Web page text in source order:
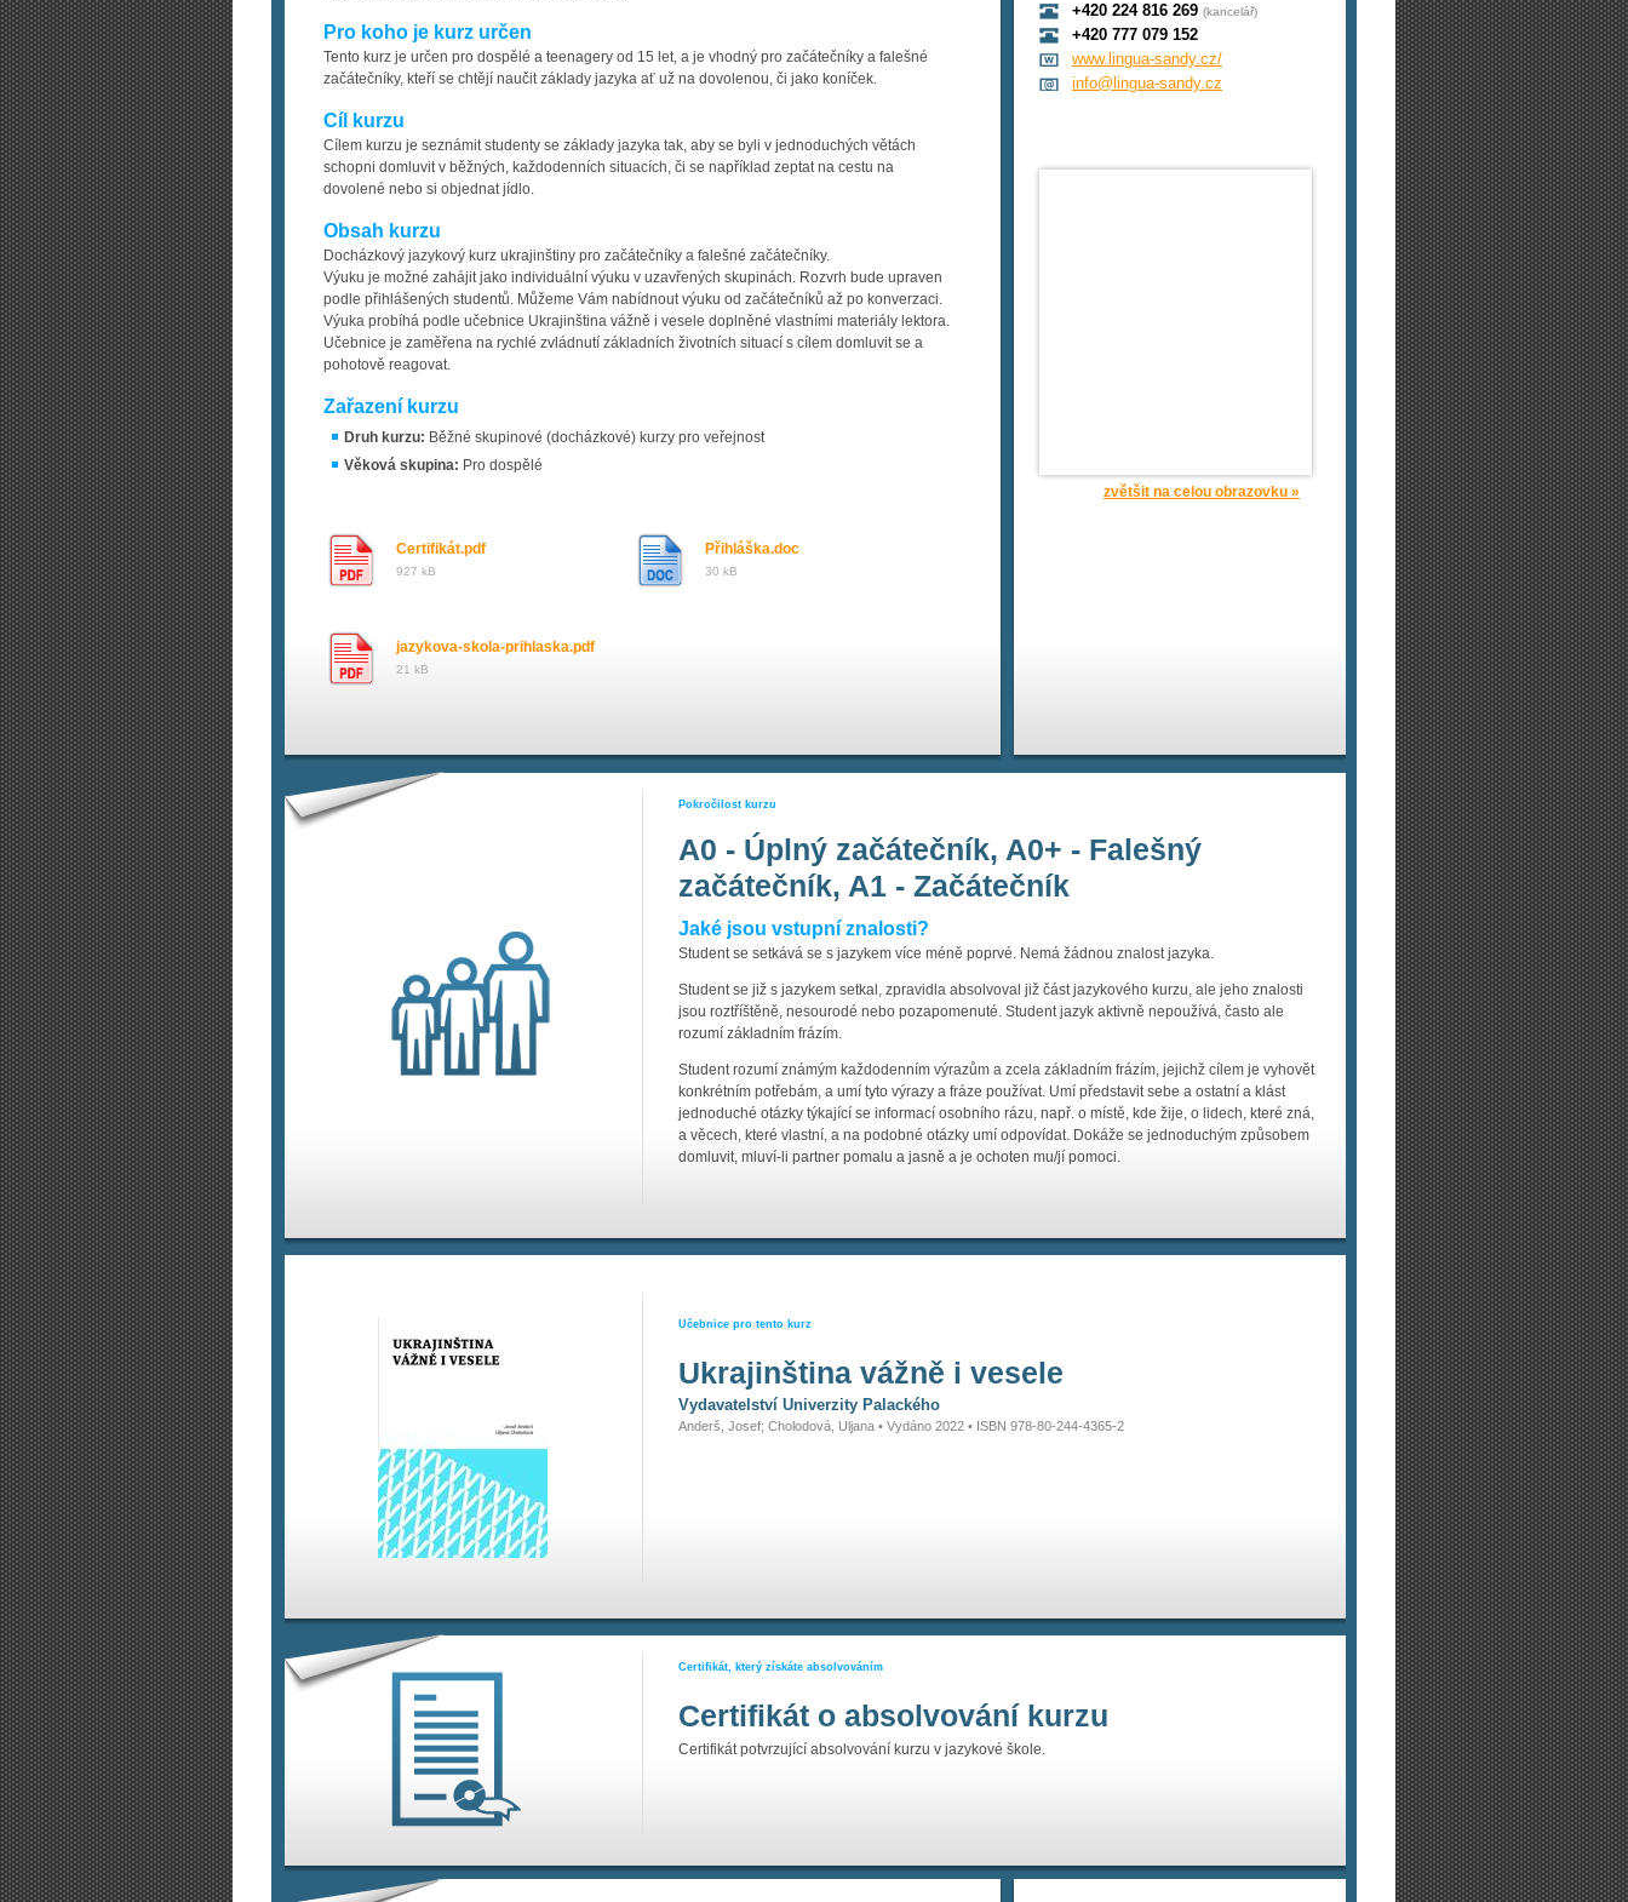
Pro koho je kurz určen
Tento kurz je určen pro dospělé a teenagery od 15 let, a je vhodný pro začátečníky a falešné
začátečníky, kteří se chtějí naučit základy jazyka ať už na dovolenou, či jako koníček.
Cíl kurzu
Cílem kurzu je seznámit studenty se základy jazyka tak, aby se byli v jednoduchých větách
schopni domluvit v běžných, každodenních situacích, či se například zeptat na cestu na
dovolené nebo si objednat jídlo.
Obsah kurzu
Docházkový jazykový kurz ukrajinštiny pro začátečníky a falešné začátečníky.
Výuku je možné zahájit jako individuální výuku v uzavřených skupinách. Rozvrh bude upraven
podle přihlášených studentů. Můžeme Vám nabídnout výuku od začátečníků až po konverzaci.
Výuka probíhá podle učebnice Ukrajinština vážně i vesele doplněné vlastními materiály lektora.
Učebnice je zaměřena na rychlé zvládnutí základních životních situací s cílem domluvit se a
pohotově reagovat.
Zařazení kurzu
Druh kurzu: Běžné skupinové (docházkové) kurzy pro veřejnost
Věková skupina: Pro dospělé
Certifikát.pdf
927 kB
Přihláška.doc
30 kB
jazykova-skola-prihlaska.pdf
21 kB
+420 224 816 269 (kancelář)
+420 777 079 152
www.lingua-sandy.cz/
info@lingua-sandy.cz
zvětšit na celou obrazovku »
Pokročilost kurzu
A0 - Úplný začátečník, A0+ - Falešný
začátečník, A1 - Začátečník
Jaké jsou vstupní znalosti?
Student se setkává se s jazykem více méně poprvé. Nemá žádnou znalost jazyka.
Student se již s jazykem setkal, zpravidla absolvoval již část jazykového kurzu, ale jeho znalosti
jsou roztříštěně, nesourodé nebo pozapomenuté. Student jazyk aktivně nepoužívá, často ale
rozumí základním frázím.
Student rozumí známým každodenním výrazům a zcela základním frázím, jejichž cílem je vyhovět
konkrétním potřebám, a umí tyto výrazy a fráze používat. Umí představit sebe a ostatní a klást
jednoduché otázky týkající se informací osobního rázu, např. o místě, kde žije, o lidech, které zná,
a věcech, které vlastní, a na podobné otázky umí odpovídat. Dokáže se jednoduchým způsobem
domluvit, mluví-li partner pomalu a jasně a je ochoten mu/jí pomoci.
Učebnice pro tento kurz
Ukrajinština vážně i vesele
Vydavatelství Univerzity Palackého
Anderš, Josef; Cholodová, Uljana • Vydáno 2022 • ISBN 978-80-244-4365-2
Certifikát, který získáte absolvováním
Certifikát o absolvování kurzu
Certifikát potvrzující absolvování kurzu v jazykové škole.